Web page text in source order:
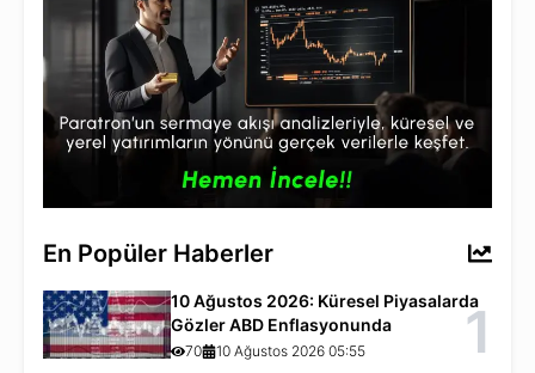
En Popüler Haberler
10 Ağustos 2026: Küresel Piyasalarda
Gözler ABD Enflasyonunda
70 10 Ağustos 2026 05:55 1